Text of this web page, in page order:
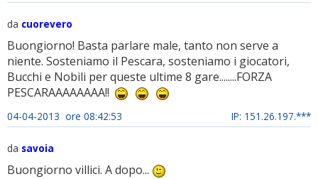
da cuorevero
Buongiorno! Basta parlare male, tanto non serve a
niente. Sosteniamo il Pescara, sosteniamo i giocatori,
Bucchi e Nobili per queste ultime 8 gare........FORZA
PESCARAAAAAAAA!!
04-04-2013 ore 08:42:53 IP: 151.26.197.***
da savoia
Buongiorno villici. A dopo...